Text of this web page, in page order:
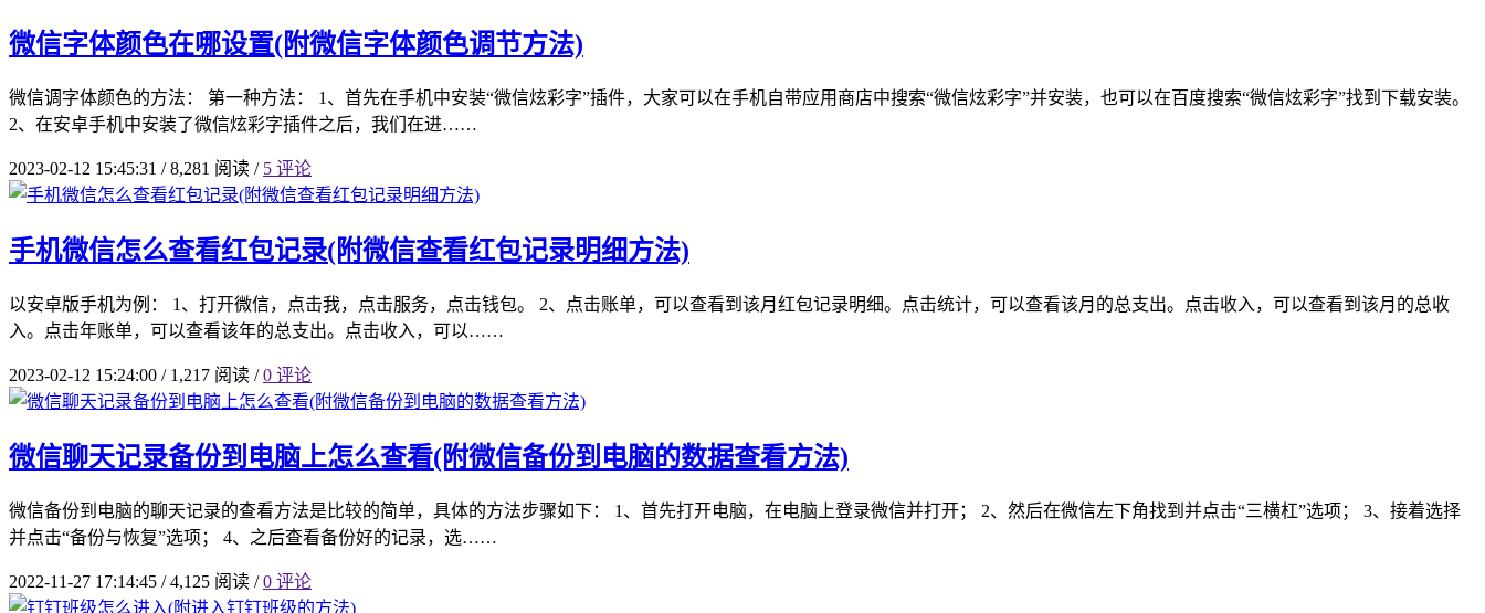
微信字体颜色在哪设置(附微信字体颜色调节方法)
微信调字体颜色的方法： 第一种方法： 1、首先在手机中安装“微信炫彩字”插件，大家可以在手机自带应用商店中搜索“微信炫彩字”并安装，也可以在百度搜索“微信炫彩字”找到下载安装。
2、在安卓手机中安装了微信炫彩字插件之后，我们在进……
2023-02-12 15:45:31 /8,281 阅读 / 5 评论
手机微信怎么查看红包记录(附微信查看红包记录明细方法)
以安卓版手机为例： 1、打开微信，点击我，点击服务，点击钱包。 2、点击账单，可以查看到该月红包记录明细。点击统计，可以查看该月的总支出。点击收入，可以查看到该月的总收
入。点击年账单，可以查看该年的总支出。点击收入，可以……
2023-02-12 15:24:00 /1,217 阅读 / 0 评论
微信聊天记录备份到电脑上怎么查看(附微信备份到电脑的数据查看方法)
微信备份到电脑的聊天记录的查看方法是比较的简单，具体的方法步骤如下： 1、首先打开电脑，在电脑上登录微信并打开； 2、然后在微信左下角找到并点击“三横杠”选项； 3、接着选择
并点击“备份与恢复”选项； 4、之后查看备份好的记录，选……
2022-11-27 17:14:45 /4,125 阅读 / 0 评论